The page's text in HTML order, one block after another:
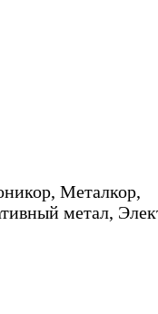
Металкор,
метал,